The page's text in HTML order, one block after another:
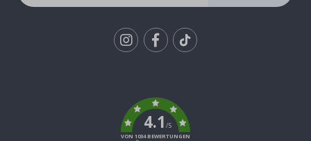
4.1/5
VON 1034 BEWERTUNGEN